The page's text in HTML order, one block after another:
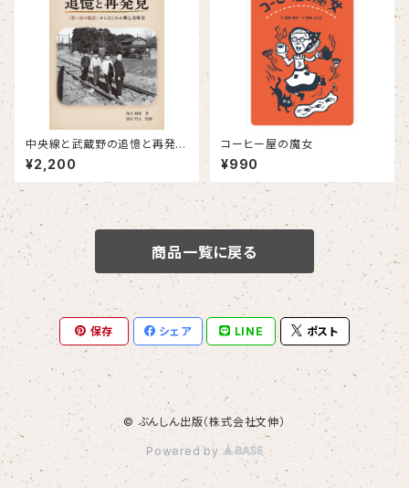
中央線と武蔵野の追憶と再発
見 「思い出の風景」からはじめ
る郷土史研究
¥2,200
コーヒー屋の魔女
¥990
商品一覧に戻る
保存 シェア LINE ポスト
© ぶんしん出版（株式会社文伸）
Powered by